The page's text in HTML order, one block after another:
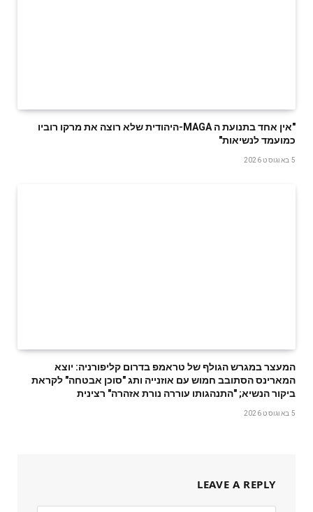
‬כמועמד‭ ‬לנשיאות‭"‬
5 באוגוסט 2026
המעצר במגרש הגולף של טראמפ בדרום קליפורניה: יוצא
המארינס הסתובב חמוש עם אוזנייה ותג "סוכן אבטחה" לקראת
ביקור הנשיא; "התנהגותו עוררה נורת אזהרה" רצינית
5 באוגוסט 2026
LEAVE A REPLY